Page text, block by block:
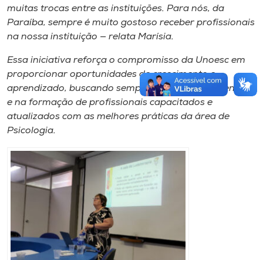
muitas trocas entre as instituições. Para nós, da
Paraíba, sempre é muito gostoso receber profissionais
na nossa instituição — relata Marísia.
Essa iniciativa reforça o compromisso da Unoesc em
proporcionar oportunidades de crescimento e
aprendizado, buscando sempre a excelência no ensino
e na formação de profissionais capacitados e
atualizados com as melhores práticas da área de
Psicologia.